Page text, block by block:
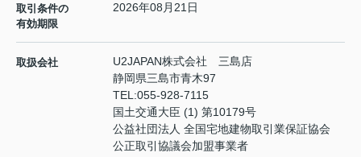
取引条件の
有効期限
2026年08月21日
取扱会社
U2JAPAN株式会社 三島店
静岡県三島市青木97
TEL:055-928-7115
国土交通大臣 (1) 第10179号
公益社団法人 全国宅地建物取引業保証協会
公正取引協議会加盟事業者